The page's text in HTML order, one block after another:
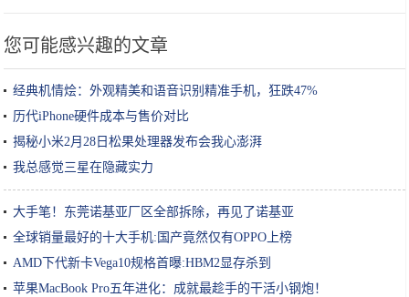
您可能感兴趣的文章
经典机情烩：外观精美和语音识别精准手机，狂跌47%
历代iPhone硬件成本与售价对比
揭秘小米2月28日松果处理器发布会我心澎湃
我总感觉三星在隐藏实力
大手笔！东莞诺基亚厂区全部拆除，再见了诺基亚
全球销量最好的十大手机:国产竟然仅有OPPO上榜
AMD下代新卡Vega10规格首曝:HBM2显存杀到
苹果MacBook Pro五年进化：成就最趁手的干活小钢炮！